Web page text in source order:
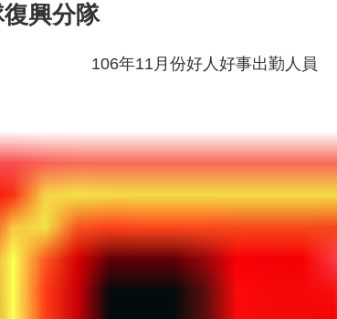
興分隊
106年11月份好人好事出勤人員